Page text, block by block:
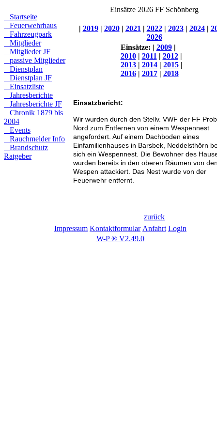
Startseite
Feuerwehrhaus
Fahrzeugpark
Mitglieder
Mitglieder JF
passive Mitglieder
Dienstplan
Dienstplan JF
Einsatzliste
Jahresberichte
Jahresberichte JF
Chronik 1879 bis
2004
Events
Rauchmelder Info
Brandschutz
Ratgeber
Einsätze 2026 FF Schönberg
| 2019| 2020| 2021 | 2022| 2023| 2024|
2026
Einsätze: | 2009|
2010| 2011 | 2012|
2013| 2014| 2015|
2016| 2017| 2018
Einsatzbericht:
Wir wurden durch den Stellv. VWF der FF
Nord zum Entfernen von einem Wespennest
angefordert. Auf einem Dachboden eines
Einfamilienhauses in Barsbek, Neddelsthörn
sich ein Wespennest. Die Bewohner des
wurden bereits in den oberen Räumen von
Wespen attackiert. Das Nest wurde von der
Feuerwehr entfernt.
zurück
Impressum Kontaktformular Anfahrt Login
W-P ® V2.49.0